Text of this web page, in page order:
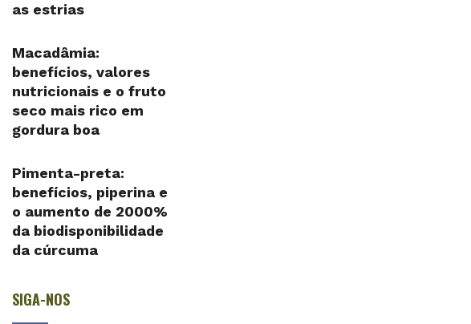
as estrias
Macadâmia:
benefícios, valores
nutricionais e o fruto
seco mais rico em
gordura boa
Pimenta-preta:
benefícios, piperina e
o aumento de 2000%
da biodisponibilidade
da cúrcuma
SIGA-NOS